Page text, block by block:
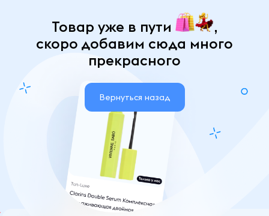
Товар уже в пути
,
скоро добавим сюда много
прекрасного
Вернуться назад